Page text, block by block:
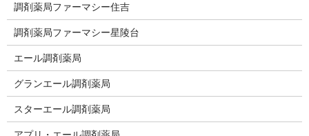
調剤薬局ファーマシー住吉
調剤薬局ファーマシー星陵台
エール調剤薬局
グランエール調剤薬局
スターエール調剤薬局